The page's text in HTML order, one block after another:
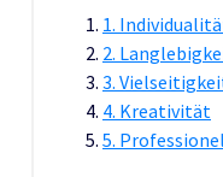
1.
2.
3.
4. Kreativität
5.